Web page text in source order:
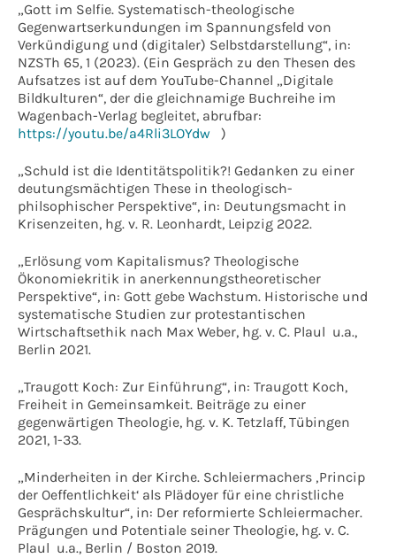
„Gott im Selfie. Systematisch-theologische
Gegenwartserkundungen im Spannungsfeld von
Verkündigung und (digitaler) Selbstdarstellung“, in:
NZSTh 65, 1 (2023). (Ein Gespräch zu den Thesen des
Aufsatzes ist auf dem YouTube-Channel „Digitale
Bildkulturen“, der die gleichnamige Buchreihe im
Wagenbach-Verlag begleitet, abrufbar:
https://youtu.be/a4Rli3LOYdw )
„Schuld ist die Identitätspolitik?! Gedanken zu einer
deutungsmächtigen These in theologisch-
philsophischer Perspektive“, in: Deutungsmacht in
Krisenzeiten, hg. v. R. Leonhardt, Leipzig 2022.
„Erlösung vom Kapitalismus? Theologische
Ökonomiekritik in anerkennungstheoretischer
Perspektive“, in: Gott gebe Wachstum. Historische und
systematische Studien zur protestantischen
Wirtschaftsethik nach Max Weber, hg. v. C. Plaul u.a.,
Berlin 2021.
„Traugott Koch: Zur Einführung“, in: Traugott Koch,
Freiheit in Gemeinsamkeit. Beiträge zu einer
gegenwärtigen Theologie, hg. v. K. Tetzlaff, Tübingen
2021, 1-33.
„Minderheiten in der Kirche. Schleiermachers ‚Princip
der Oeffentlichkeit‘ als Plädoyer für eine christliche
Gesprächskultur“, in: Der reformierte Schleiermacher.
Prägungen und Potentiale seiner Theologie, hg. v. C.
Plaul u.a., Berlin / Boston 2019.